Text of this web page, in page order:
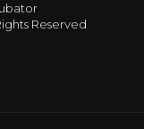
Reserved